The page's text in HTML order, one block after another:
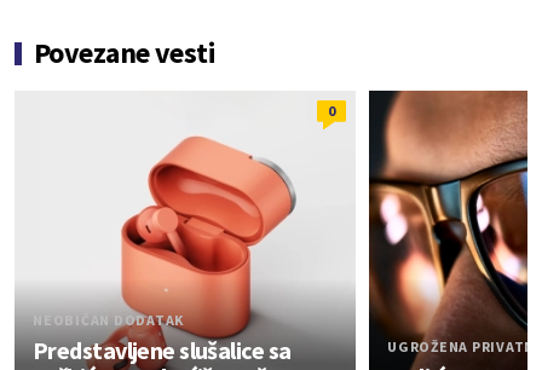
Povezane vesti
0
NEOBIČAN DODATAK
Predstavljene slušalice sa
UGROŽENA